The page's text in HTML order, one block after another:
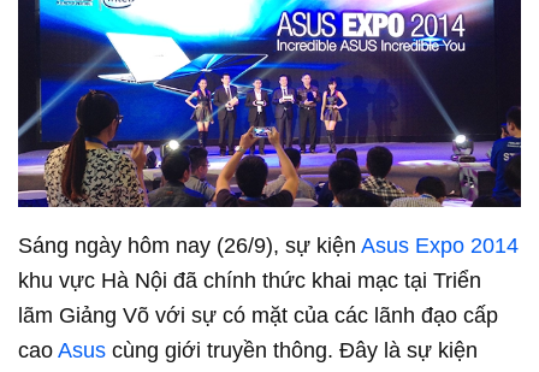
Sáng ngày hôm nay (26/9), sự kiện Asus Expo 2014
khu vực Hà Nội đã chính thức khai mạc tại Triển
lãm Giảng Võ với sự có mặt của các lãnh đạo cấp
cao Asus cùng giới truyền thông. Đây là sự kiện